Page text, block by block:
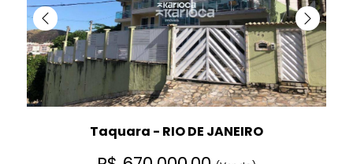
Taquara - RIO DE JANEIRO